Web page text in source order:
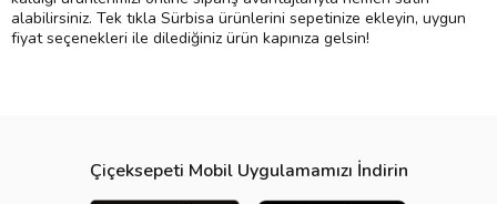
alabilirsiniz. Tek tıkla Sürbisa ürünlerini sepetinize ekleyin, uygun
fiyat seçenekleri ile dilediğiniz ürün kapınıza gelsin!
Çiçeksepeti Mobil Uygulamamızı İndirin